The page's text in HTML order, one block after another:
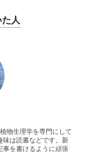
人
物生理学を専門にして
味は読書などです。新
事を書けるように頑張